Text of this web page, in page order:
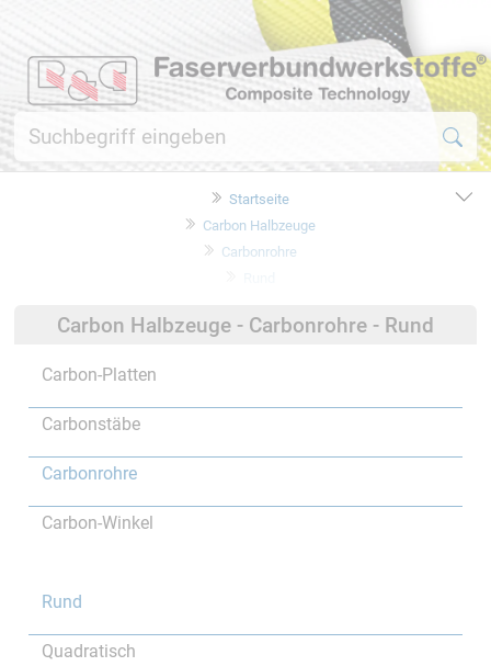
Startseite
Carbon Halbzeuge
Carbonrohre
Carbon Halbzeuge - Carbonrohre - Rund
Carbon-Platten
Carbonstäbe
Carbonrohre
Carbon-Winkel
Rund
Quadratisch